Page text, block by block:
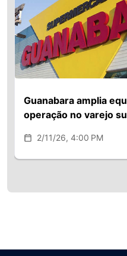
Guanabara amplia
operação no varejo
2/11/26, 4:00 PM